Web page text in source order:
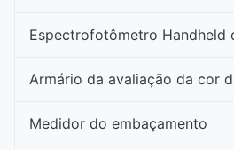
Espectrofotômetro Handheld
Armário da avaliação da cor
Medidor do embaçamento